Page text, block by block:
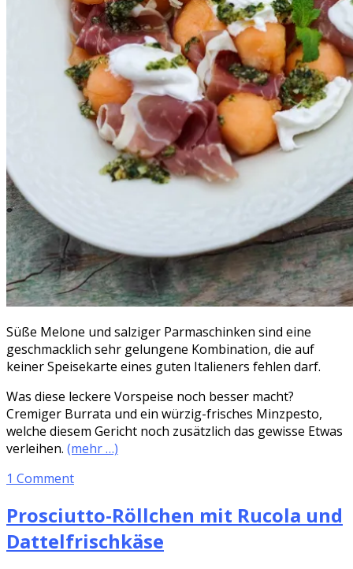
Süße Melone und salziger Parmaschinken sind eine
geschmacklich sehr gelungene Kombination, die auf
keiner Speisekarte eines guten Italieners fehlen darf.
Was diese leckere Vorspeise noch besser macht?
Cremiger Burrata und ein würzig-frisches Minzpesto,
welche diesem Gericht noch zusätzlich das gewisse Etwas
verleihen. (mehr …)
1 Comment
Prosciutto-Röllchen mit Rucola und
Dattelfrischkäse